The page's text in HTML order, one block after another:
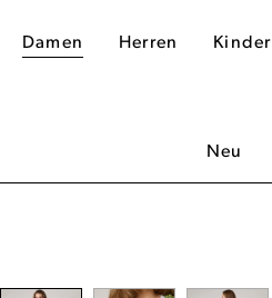
Damen Herren Kinder
Neu